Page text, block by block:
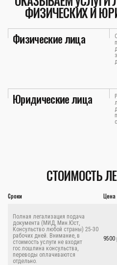
ФИЗИЧЕСКИХ И
Физические лица
Юридические лица
СТОИМОСТЬ
Сроки Цена
Полная легализация подача
документа (МИД, Мин.Юст,
Консульство любой страны) 25-30
рабочих дней. Внимание, в
стоимость услуги не входит
гос.пошлина консульства,
переводы оплачиваются
отдельно.
9500